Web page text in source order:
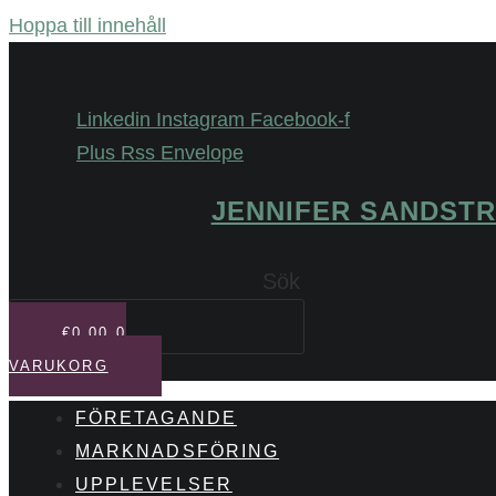
Hoppa till innehåll
Linkedin Instagram Facebook-f
Plus Rss Envelope
JENNIFER
Sök
€0,00 0
VARUKORG
FÖRETAGANDE
MARKNADSFÖRING
UPPLEVELSER